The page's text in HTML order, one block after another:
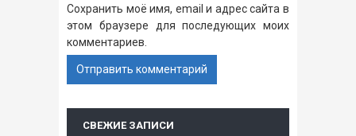
Сохранить моё имя, email и адрес сайта в
этом браузере для последующих моих
комментариев.
СВЕЖИЕ ЗАПИСИ